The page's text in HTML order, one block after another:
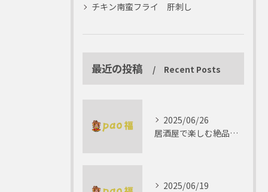
チキン南蛮フライ 肝刺し
最近の投稿 Recent Posts
2025/06/26
居酒屋で楽しむ絶品テリーヌの世界
2025/06/19